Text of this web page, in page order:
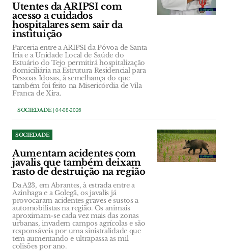
Utentes da ARIPSI com
acesso a cuidados
hospitalares sem sair da
instituição
Parceria entre a ARIPSI da Póvoa de Santa
Iria e a Unidade Local de Saúde do
Estuário do Tejo permitirá hospitalização
domiciliária na Estrutura Residencial para
Pessoas Idosas, à semelhança do que
também foi feito na Misericórdia de Vila
Franca de Xira.
SOCIEDADE| 04-08-2026
SOCIEDADE
Aumentam acidentes com
javalis que também deixam
rasto de destruição na região
Da A23, em Abrantes, à estrada entre a
Azinhaga e a Golegã, os javalis já
provocaram acidentes graves e sustos a
automobilistas na região. Os animais
aproximam-se cada vez mais das zonas
urbanas, invadem campos agrícolas e são
responsáveis por uma sinistralidade que
tem aumentando e ultrapassa as mil
colisões por ano.